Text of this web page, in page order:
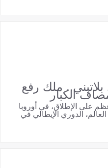
ملك رفع
الكبار
على الإطلاق، في أوروبا
الدوري الإيطالي في